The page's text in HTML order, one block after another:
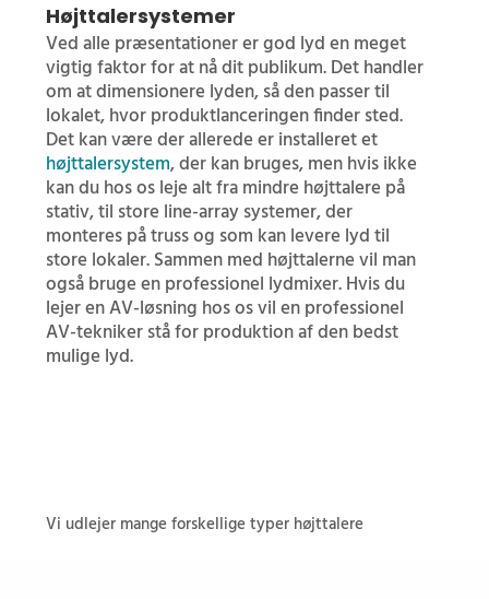
Højttalersystemer
Ved alle præsentationer er god lyd en meget
vigtig faktor for at nå dit publikum. Det handler
om at dimensionere lyden, så den passer til
lokalet, hvor produktlanceringen finder sted.
Det kan være der allerede er installeret et
højttalersystem, der kan bruges, men hvis ikke
kan du hos os leje alt fra mindre højttalere på
stativ, til store line-array systemer, der
monteres på truss og som kan levere lyd til
store lokaler. Sammen med højttalerne vil man
også bruge en professionel lydmixer. Hvis du
lejer en AV-løsning hos os vil en professionel
AV-tekniker stå for produktion af den bedst
mulige lyd.
Vi udlejer mange forskellige typer højttalere